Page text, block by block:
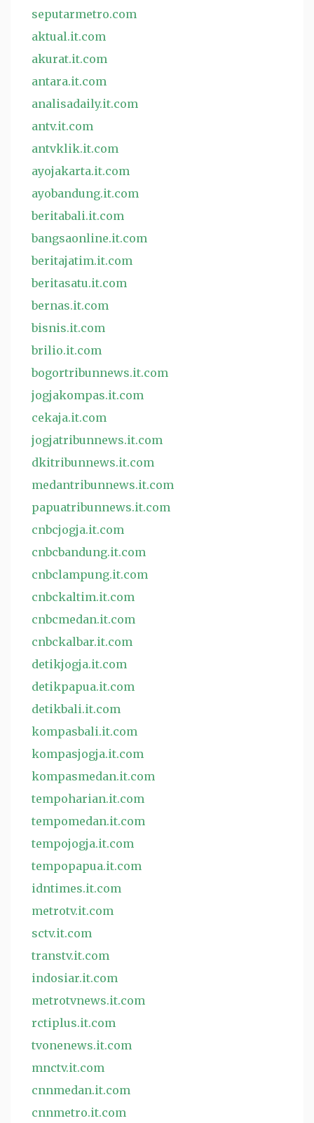
seputarmetro.com
aktual.it.com
akurat.it.com
antara.it.com
analisadaily.it.com
antv.it.com
antvklik.it.com
ayojakarta.it.com
ayobandung.it.com
beritabali.it.com
bangsaonline.it.com
beritajatim.it.com
beritasatu.it.com
bernas.it.com
bisnis.it.com
brilio.it.com
bogortribunnews.it.com
jogjakompas.it.com
cekaja.it.com
jogjatribunnews.it.com
dkitribunnews.it.com
medantribunnews.it.com
papuatribunnews.it.com
cnbcjogja.it.com
cnbcbandung.it.com
cnbclampung.it.com
cnbckaltim.it.com
cnbcmedan.it.com
cnbckalbar.it.com
detikjogja.it.com
detikpapua.it.com
detikbali.it.com
kompasbali.it.com
kompasjogja.it.com
kompasmedan.it.com
tempoharian.it.com
tempomedan.it.com
tempojogja.it.com
tempopapua.it.com
idntimes.it.com
metrotv.it.com
sctv.it.com
transtv.it.com
indosiar.it.com
metrotvnews.it.com
rctiplus.it.com
tvonenews.it.com
mnctv.it.com
cnnmedan.it.com
cnnmetro.it.com